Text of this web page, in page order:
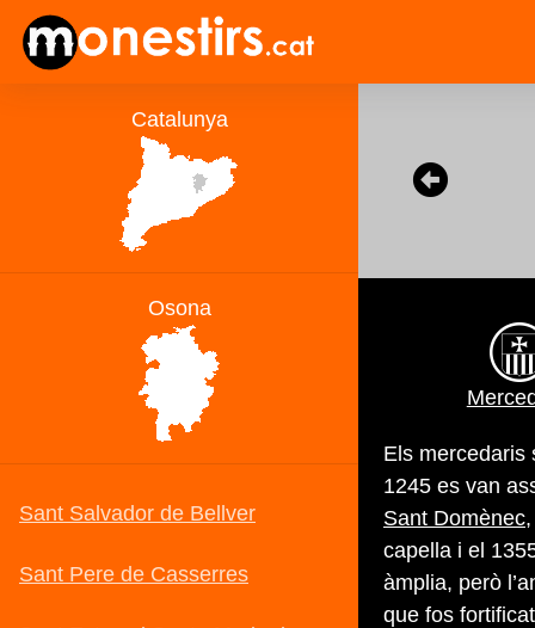
Els mercedaris
1245 es van
Sant Domènec
capella i el
àmplia, però
que fos